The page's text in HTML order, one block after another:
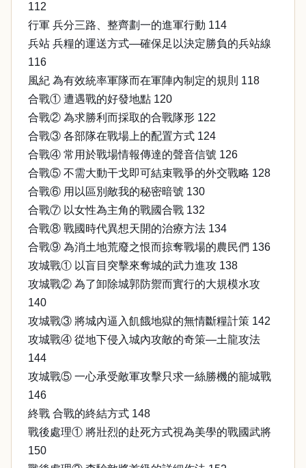
112
行軍 兵分三路、整齊劃一的進軍行動 114
兵站 兵糧的運送方式—確保足以決定勝負的兵站線
116
風紀 為有效統率軍隊而在軍陣內制定的規則 118
合戰① 遭遇戰的好發地點 120
合戰② 為求勝利而採取的合戰隊形 122
合戰③ 各部隊在戰場上的配置方式 124
合戰④ 常用於戰場情報傳達的聲音信號 126
合戰⑤ 不需大動干戈即可結束戰爭的外交戰略 128
合戰⑥ 用以區別敵我的秘密暗號 130
合戰⑦ 以女性為主角的戰國合戰 132
合戰⑧ 戰國時代異想天開的治療方法 134
合戰⑨ 為消土地荒廢之恨而掠奪戰場的農民們 136
攻城戰① 以盲目突擊來奪城的武力進攻 138
攻城戰② 為了卸除城郭防禦而實行的大規模水攻
140
攻城戰③ 將城內逼入飢餓地獄的無情斷糧計策 142
攻城戰④ 從地下侵入城內攻敵的奇策—土龍攻法
144
攻城戰⑤ 一心承受敵軍攻擊只求一絲勝機的籠城戰
146
終戰 合戰的終結方式 148
戰後處理① 將壯烈的赴死方式視為美學的戰國武將
150